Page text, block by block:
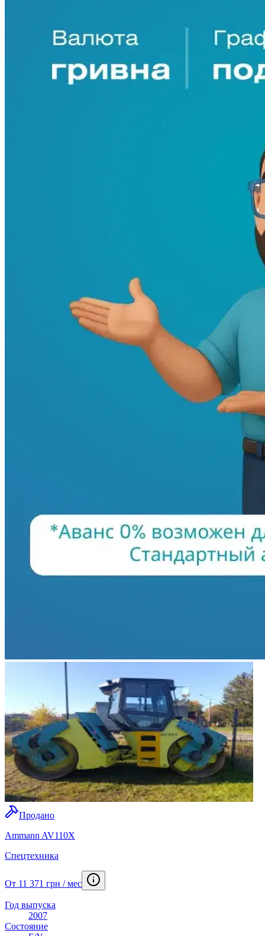
Продано
Ammann AV110X
Спецтехника
От 11 371 грн / мес
Год выпуска
2007
Состояние